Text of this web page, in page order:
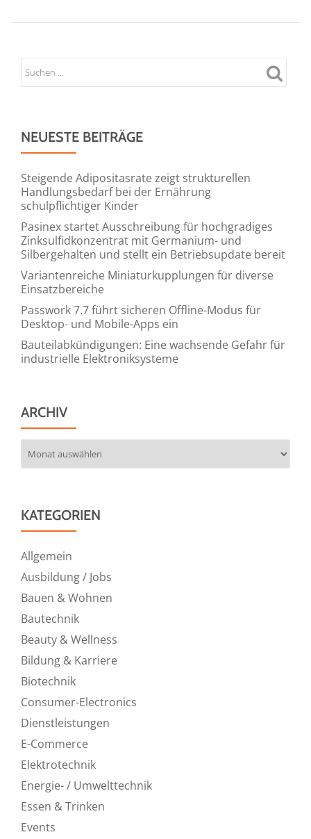
NEUESTE BEITRÄGE
Steigende Adipositasrate zeigt strukturellen
Handlungsbedarf bei der Ernährung
schulpflichtiger Kinder
Pasinex startet Ausschreibung für hochgradiges
Zinksulfidkonzentrat mit Germanium- und
Silbergehalten und stellt ein Betriebsupdate bereit
Variantenreiche Miniaturkupplungen für diverse
Einsatzbereiche
Passwork 7.7 führt sicheren Offline-Modus für
Desktop- und Mobile-Apps ein
Bauteilabkündigungen: Eine wachsende Gefahr für
industrielle Elektroniksysteme
ARCHIV
KATEGORIEN
Allgemein
Ausbildung / Jobs
Bauen & Wohnen
Bautechnik
Beauty & Wellness
Bildung & Karriere
Biotechnik
Consumer-Electronics
Dienstleistungen
E-Commerce
Elektrotechnik
Energie- / Umwelttechnik
Essen & Trinken
Events